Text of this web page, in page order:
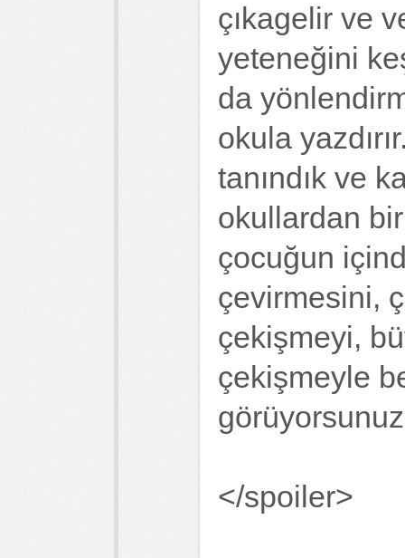
çıkagelir ve
yeteneğini
da
okula
tanındık ve
okullardan
çocuğun
çevirmesini,
çekişmeyi,
çekişmeyle
</spoiler>